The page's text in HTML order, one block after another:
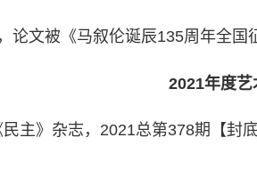
论文被《马叙伦诞辰135周年全国
2021年度
主》杂志，2021总第378期【封